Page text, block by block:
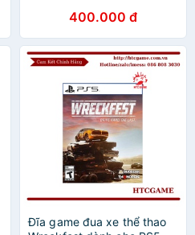
400.000 đ
Đĩa game đua xe thể thao